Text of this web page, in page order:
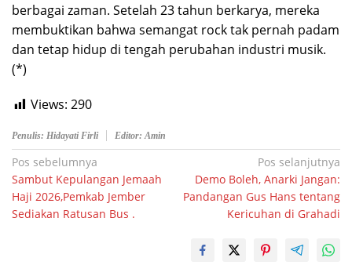
berbagai zaman. Setelah 23 tahun berkarya, mereka
membuktikan bahwa semangat rock tak pernah padam
dan tetap hidup di tengah perubahan industri musik.
(*)
Views: 290
Penulis: Hidayati Firli Editor: Amin
Navigasi
pos
Pos sebelumnya
Sambut Kepulangan Jemaah
Haji 2026,Pemkab Jember
Sediakan Ratusan Bus .
Pos selanjutnya
Demo Boleh, Anarki Jangan:
Pandangan Gus Hans tentang
Kericuhan di Grahadi